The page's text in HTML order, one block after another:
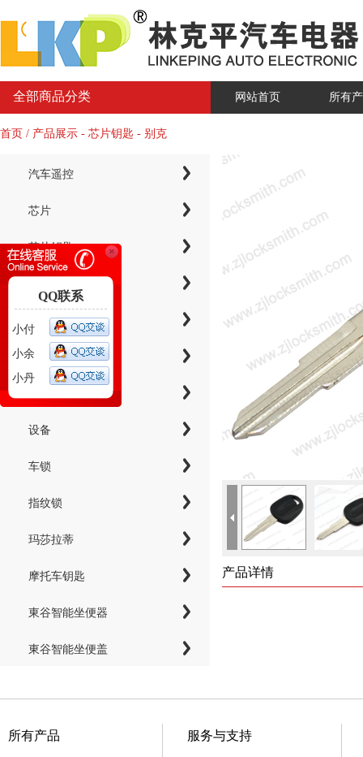
全部商品分类 网站首页 所有
首页 / 产品展示 - 芯片钥匙 - 别克
汽车遥控
芯片
芯片钥匙
电子芯片钥匙壳
智能卡小钥匙
设备
车锁
指纹锁
玛莎拉蒂
摩托车钥匙
東谷智能坐便器
東谷智能坐便盖
产品详情
所有产品 服务与支持
QQ联系
小付
小余
小丹